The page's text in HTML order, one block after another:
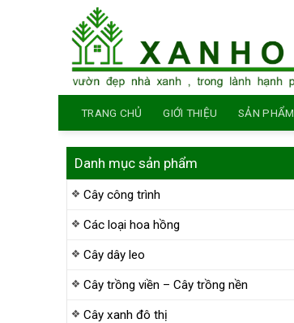
content
TRANG CHỦ GIỚI THIỆU SẢN PHẨM
Danh mục sản phẩm
Cây công trình
Các loại hoa hồng
Cây dây leo
Cây trồng viền – Cây trồng nền
Cây xanh đô thị